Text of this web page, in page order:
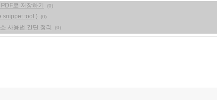
로 저장하기 (0)
snippet tool ) (0)
사용법 간단 정리 (0)